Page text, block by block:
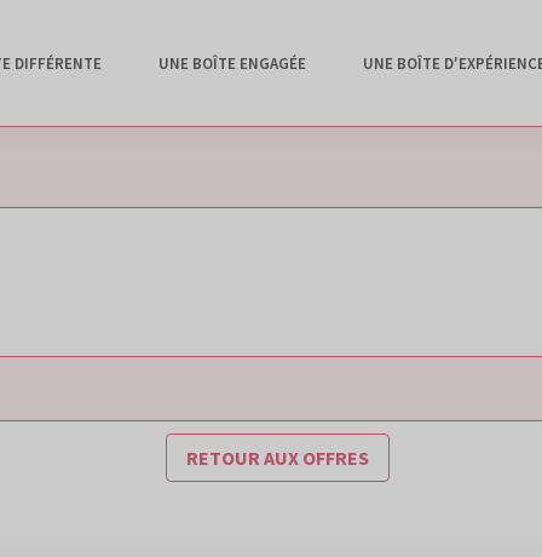
DIFFÉRENTE UNE BOÎTE ENGAGÉE UNE BOÎTE
RETOUR AUX OFFRES